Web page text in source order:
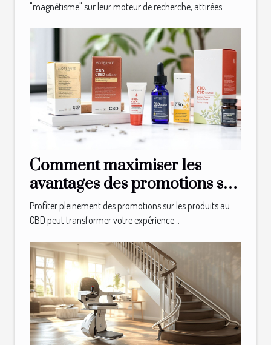
"magnétisme" sur leur moteur de recherche, attirées...
Comment maximiser les
avantages des promotions sur
les produits au CBD ?
Profiter pleinement des promotions sur les produits au
CBD peut transformer votre expérience...